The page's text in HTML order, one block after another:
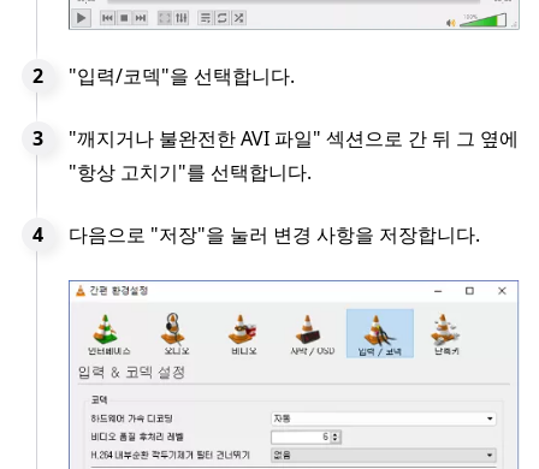
"입력/코덱"을 선택합니다.
"깨지거나 불완전한 AVI 파일" 섹션으로 간 뒤 그 옆에
"항상 고치기"를 선택합니다.
다음으로 "저장"을 눌러 변경 사항을 저장합니다.